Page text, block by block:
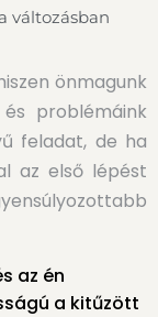
változásban
önmagunk
problémáink
feladat, de ha
az első lépést
az én
a kitűzött